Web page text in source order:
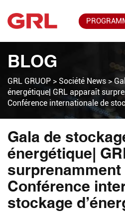
BLOG
GRL GRUOP > Société News >
énergétique| GRL apparaît
Conférence internationale de
Gala de
énergétique|
surprenamment
Conférence
stockage